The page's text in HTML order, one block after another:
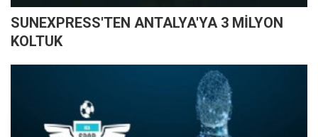
SUNEXPRESS'TEN ANTALYA'YA 3 MİLYON
KOLTUK